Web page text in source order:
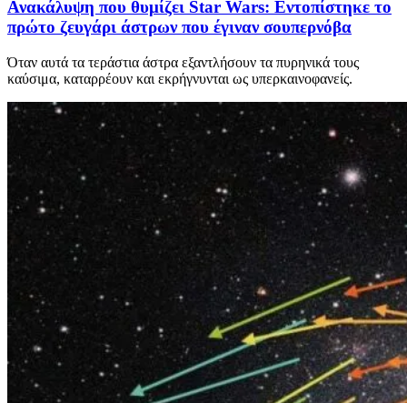
Ανακάλυψη που θυμίζει Star Wars: Εντοπίστηκε το
πρώτο ζευγάρι άστρων που έγιναν σουπερνόβα
Όταν αυτά τα τεράστια άστρα εξαντλήσουν τα πυρηνικά τους
καύσιμα, καταρρέουν και εκρήγνυνται ως υπερκαινοφανείς.